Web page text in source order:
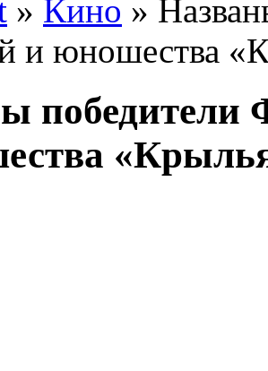
» Кино »
и юношества
победители